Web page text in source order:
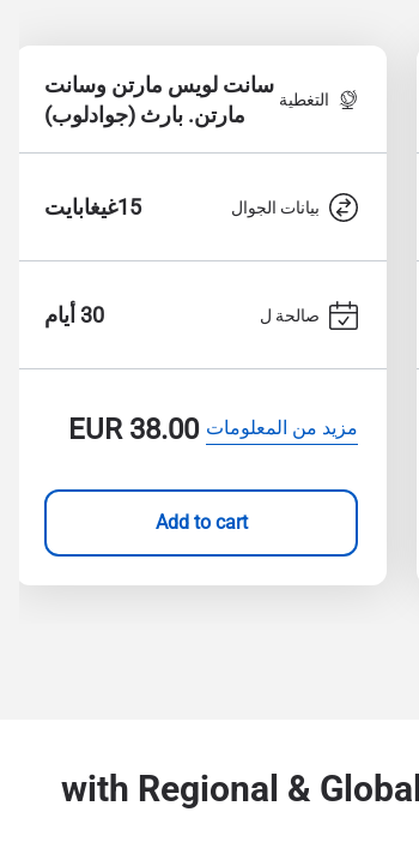
التغطية
سانت لويس مارتن وسانت
مارتن. بارث (جوادلوب)
بيانات الجوال 15غيغابايت
صالحة ل 30 أيام
مزيد من المعلومات EUR38.00
Add to cart
Stay Connected Beyond سانت لويس مارتن وسانت مارتن. بارث (جوادلوب) with Regional & Global